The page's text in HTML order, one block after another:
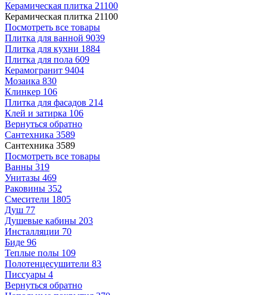
Керамическая плитка 21100
Керамическая плитка 21100
Посмотреть все товары
Плитка для ванной 9039
Плитка для кухни 1884
Плитка для пола 609
Керамогранит 9404
Мозаика 830
Клинкер 106
Плитка для фасадов 214
Клей и затирка 106
Вернуться обратно
Сантехника 3589
Сантехника 3589
Посмотреть все товары
Ванны 319
Унитазы 469
Раковины 352
Смесители 1805
Душ 77
Душевые кабины 203
Инсталляции 70
Биде 96
Теплые полы 109
Полотенцесушители 83
Писсуары 4
Вернуться обратно